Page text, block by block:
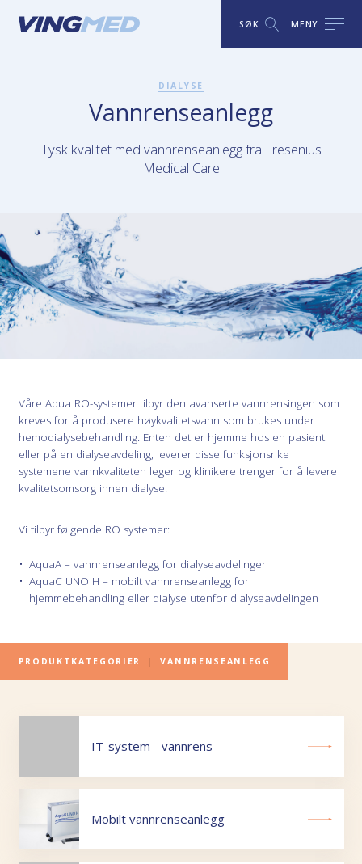
SØK MENY
DIALYSE
Vannrenseanlegg
Tysk kvalitet med vannrenseanlegg fra Fresenius
Medical Care
Våre Aqua RO-systemer tilbyr den avanserte vannrensingen som
kreves for å produsere høykvalitetsvann som brukes under
hemodialysebehandling. Enten det er hjemme hos en pasient
eller på en dialyseavdeling, leverer disse funksjonsrike
systemene vannkvaliteten leger og klinikere trenger for å levere
kvalitetsomsorg innen dialyse.
Vi tilbyr følgende RO systemer:
AquaA – vannrenseanlegg for dialyseavdelinger
AquaC UNO H – mobilt vannrenseanlegg for
hjemmebehandling eller dialyse utenfor dialyseavdelingen
PRODUKTKATEGORIER | VANNRENSEANLEGG
IT-system - vannrens
Mobilt vannrenseanlegg